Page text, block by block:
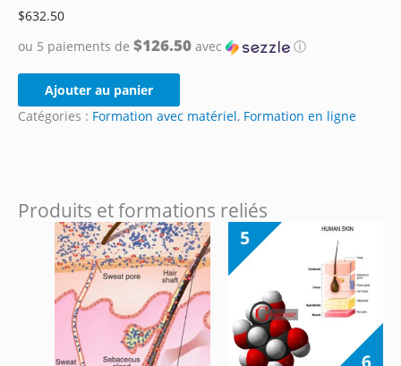
$632.50
ou 5 paiements de $126.50 avec ⓘ
quantité
Module
peau
communes
Ajouter au panier
Catégories : Formation avec matériel, Formation en ligne
Produits et formations reliés